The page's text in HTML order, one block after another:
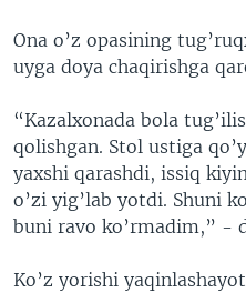
Ona o’z opasining
uyga doya chaqirishga
“Kazalxonada bola
qolishgan. Stol ustiga
yaxshi qarashdi, issiq
o’zi yig’lab yotdi. Shuni
buni ravo ko’rmadim,” -
Ko’z yorishi